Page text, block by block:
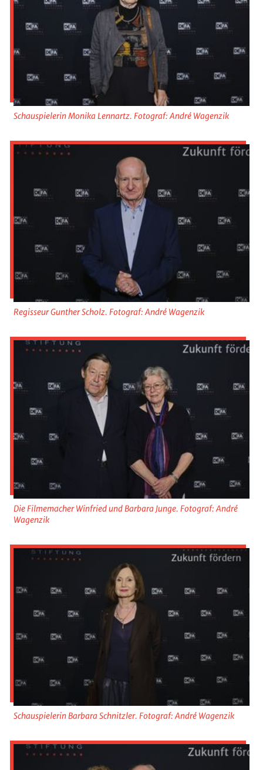
Schauspielerin Monika Lennartz. Fotograf: André Wagenzik
Regisseur Gunther Scholz. Fotograf: André Wagenzik
Die Filmemacher Winfried und Barbara Junge. Fotograf: André
Wagenzik
Schauspielerin Barbara Schnitzler. Fotograf: André Wagenzik